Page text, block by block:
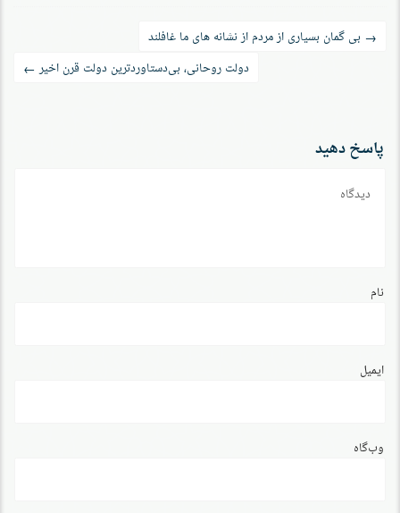
راه‌بری
→ بی‏ گمان بسیاری از مردم از نشانه‏ های ما غافلند
دولت روحانی، بی‌دستاوردترین دولت قرن اخیر ←
پاسخ دهید
نام
ایمیل
وب‌گاه